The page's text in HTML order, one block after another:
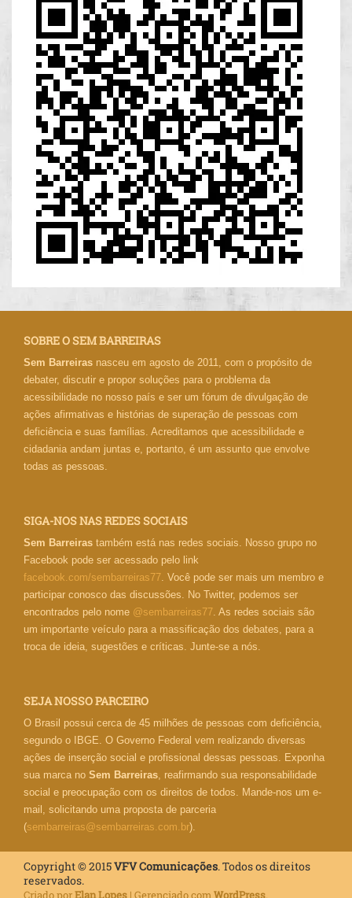
SOBRE O SEM BARREIRAS
Sem Barreiras nasceu em agosto de 2011, com o propósito de
debater, discutir e propor soluções para o problema da
acessibilidade no nosso país e ser um fórum de divulgação de
ações afirmativas e histórias de superação de pessoas com
deficiência e suas famílias. Acreditamos que acessibilidade e
cidadania andam juntas e, portanto, é um assunto que envolve
todas as pessoas.
SIGA-NOS NAS REDES SOCIAIS
Sem Barreiras também está nas redes sociais. Nosso grupo no
Facebook pode ser acessado pelo link
facebook.com/sembarreiras77. Você pode ser mais um membro e
participar conosco das discussões. No Twitter, podemos ser
encontrados pelo nome @sembarreiras77. As redes sociais são
um importante veículo para a massificação dos debates, para a
troca de ideia, sugestões e críticas. Junte-se a nós.
SEJA NOSSO PARCEIRO
O Brasil possui cerca de 45 milhões de pessoas com deficiência,
segundo o IBGE. O Governo Federal vem realizando diversas
ações de inserção social e profissional dessas pessoas. Exponha
sua marca no Sem Barreiras, reafirmando sua responsabilidade
social e preocupação com os direitos de todos. Mande-nos um e-
mail, solicitando uma proposta de parceria
(sembarreiras@sembarreiras.com.br).
Copyright © 2015VFV Comunicações. Todos os direitos
reservados.
Criado porElan Lopes | Gerenciado com WordPress